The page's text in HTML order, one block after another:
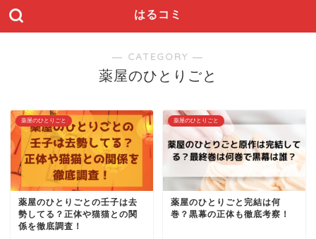
はるコミ
― CATEGORY ―
薬屋のひとりごと
薬屋のひとりごと
薬屋のひとりごとの壬子は去
勢してる？正体や猫猫との関
係を徹底調査！
薬屋のひとりごと
薬屋のひとりごと完結は何
巻？黒幕の正体も徹底考察！